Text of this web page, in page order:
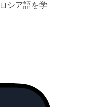
ロシア語を学